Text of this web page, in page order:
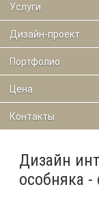
Услуги
Дизайн-проект
Портфолио
Цена
Контакты
Дизайн
особняка -